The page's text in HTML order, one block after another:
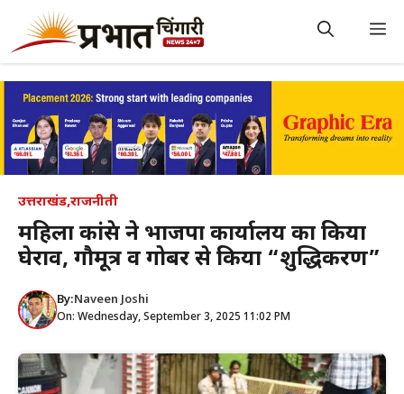
content
उत्तराखंड,राजनीती
महिला कांग्रेस ने भाजपा कार्यालय का किया
घेराव, गौमूत्र व गोबर से किया “शुद्धिकरण”
By:Naveen Joshi
On: Wednesday, September 3, 2025 11:02 PM